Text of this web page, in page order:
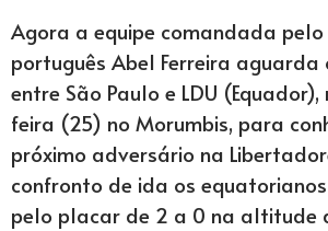
Agora a equipe comandada pelo
português Abel Ferreira aguarda
entre São Paulo e LDU
feira (25) no Morumbis, para
próximo adversário na
confronto de ida os
pelo placar de 2 a 0 na altitude